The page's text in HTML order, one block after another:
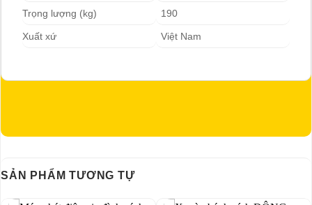
Trọng lượng (kg) 190
Xuất xứ Việt Nam
SẢN PHẨM TƯƠNG TỰ